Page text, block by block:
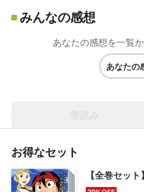
みんなの感想
あなたの感想を一覧
あなたの
お得なセット
【全巻セッ